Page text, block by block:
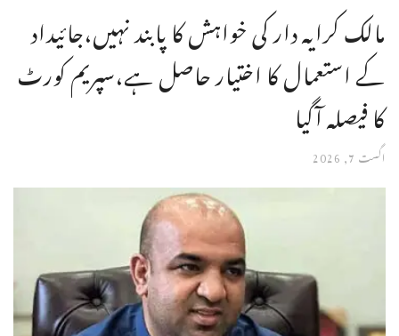
مالک کرایہ دار کی خواہش کا پابند نہیں،جائیداد
کے استعمال کا اختیار حاصل ہے،سپریم کورٹ
کا فیصلہ آگیا
اگست 7, 2026